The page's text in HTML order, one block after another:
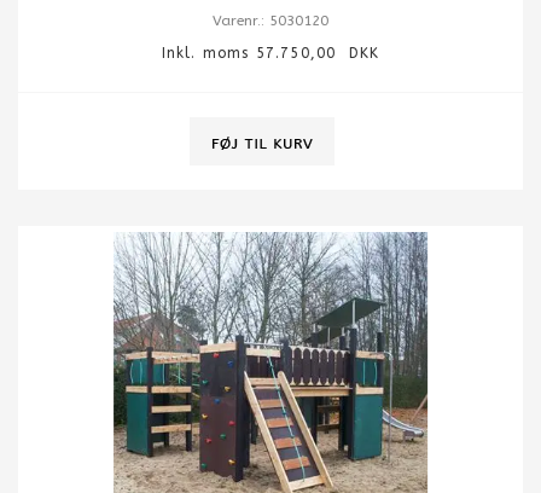
Varenr.: 5030120
Inkl. moms 57.750,00 DKK